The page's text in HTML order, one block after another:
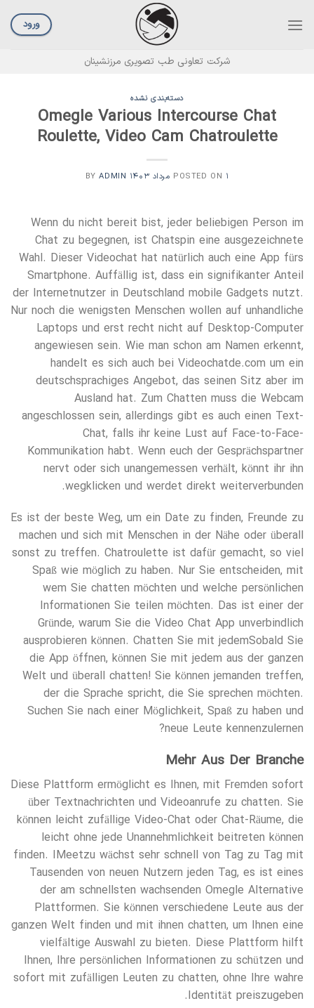
ورود
شرکت تعاونی طب تصویری مرزنشینان
دسته‌بندی نشده
Omegle Various Intercourse Chat
Roulette, Video Cam Chatroulette
POSTED ON ۱ مرداد ۱۴۰۳ ADMIN
Wenn du nicht bereit bist, jeder beliebigen Person im
Chat zu begegnen, ist Chatspin eine ausgezeichnete
Wahl. Dieser Videochat hat natürlich auch eine App fürs
Smartphone. Auffällig ist, dass ein signifikanter Anteil
der Internetnutzer in Deutschland mobile Gadgets nutzt.
Nur noch die wenigsten Menschen wollen auf unhandliche
Laptops und erst recht nicht auf Desktop-Computer
angewiesen sein. Wie man schon am Namen erkennt,
handelt es sich auch bei Videochatde.com um ein
deutschsprachiges Angebot, das seinen Sitz aber im
Ausland hat. Zum Chatten muss die Webcam
angeschlossen sein, allerdings gibt es auch einen Text-
Chat, falls ihr keine Lust auf Face-to-Face-
Kommunikation habt. Wenn euch der Gesprächspartner
nervt oder sich unangemessen verhält, könnt ihr ihn
wegklicken und werdet direkt weiterverbunden.
Es ist der beste Weg, um ein Date zu finden, Freunde zu
machen und sich mit Menschen in der Nähe oder überall
sonst zu treffen. Chatroulette ist dafür gemacht, so viel
Spaß wie möglich zu haben. Nur Sie entscheiden, mit
wem Sie chatten möchten und welche persönlichen
Informationen Sie teilen möchten. Das ist einer der
Gründe, warum Sie die Video Chat App unverbindlich
ausprobieren können. Chatten Sie mit jedemSobald Sie
die App öffnen, können Sie mit jedem aus der ganzen
Welt und überall chatten! Sie können jemanden treffen,
der die Sprache spricht, die Sie sprechen möchten.
Suchen Sie nach einer Möglichkeit, Spaß zu haben und
neue Leute kennenzulernen?
Mehr Aus Der Branche
Diese Plattform ermöglicht es Ihnen, mit Fremden sofort
über Textnachrichten und Videoanrufe zu chatten. Sie
können leicht zufällige Video-Chat oder Chat-Räume, die
leicht ohne jede Unannehmlichkeit beitreten können
finden. IMeetzu wächst sehr schnell von Tag zu Tag mit
Tausenden von neuen Nutzern jeden Tag, es ist eines
der am schnellsten wachsenden Omegle Alternative
Plattformen. Sie können verschiedene Leute aus der
ganzen Welt finden und mit ihnen chatten, um Ihnen eine
vielfältige Auswahl zu bieten. Diese Plattform hilft
Ihnen, Ihre persönlichen Informationen zu schützen und
sofort mit zufälligen Leuten zu chatten, ohne Ihre wahre
Identität preiszugeben.